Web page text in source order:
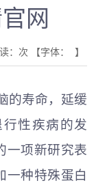
网
： 次 【字体： 】
的寿命，延缓
性疾病的发
一项新研究表
一种特殊蛋白